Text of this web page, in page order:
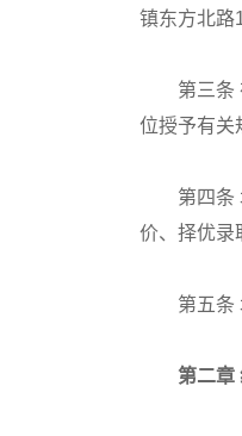
镇东方北路
第三条 在
位授予有关
第四条 北
价、择优录
第五条 北
第二章